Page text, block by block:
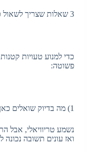
3 שאלות שצריך לשאול כל שורה בטופס (כן, כל שורה)
כדי למנוע טעויות
פשוטה:
1) מה בדיוק שואלים כאן?
נשמע טריוויאלי, אבל
ואז עונים תשובה